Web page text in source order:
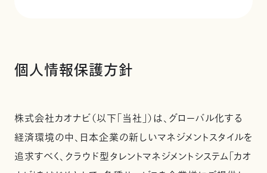
個人情報保護方針
株式会社カオナビ（以下「当社」）は、グローバル化する
経済環境の中、日本企業の新しいマネジメントスタイルを
追求すべく、クラウド型タレントマネジメントシステム「カオ